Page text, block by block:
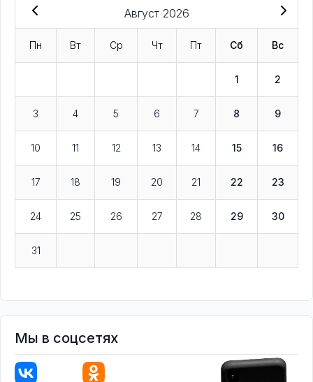
Август 2026
Пн Вт Ср Чт Пт Сб Вс
1 2
3 4 5 6 7 8 9
10 11 12 13 14 15 16
17 18 19 20 21 22 23
24 25 26 27 28 29 30
31
Мы в соцсетях